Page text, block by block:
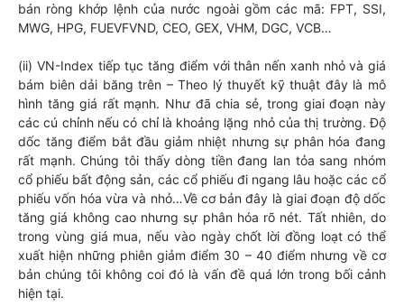
bán ròng khớp lệnh của nước ngoài gồm các mã: FPT, SSI,
MWG, HPG, FUEVFVND, CEO, GEX, VHM, DGC, VCB…
(ii) VN-Index tiếp tục tăng điểm với thân nến xanh nhỏ và giá
bám biên dải băng trên – Theo lý thuyết kỹ thuật đây là mô
hình tăng giá rất mạnh. Như đã chia sẻ, trong giai đoạn này
các cú chỉnh nếu có chỉ là khoảng lặng nhỏ của thị trường. Độ
dốc tăng điểm bắt đầu giảm nhiệt nhưng sự phân hóa đang
rất mạnh. Chúng tôi thấy dòng tiền đang lan tỏa sang nhóm
cổ phiếu bất động sản, các cổ phiếu đi ngang lâu hoặc các cổ
phiếu vốn hóa vừa và nhỏ…Về cơ bản đây là giai đoạn độ dốc
tăng giá không cao nhưng sự phân hóa rõ nét. Tất nhiên, do
trong vùng giá mua, nếu vào ngày chốt lời đồng loạt có thể
xuất hiện những phiên giảm điểm 30 – 40 điểm nhưng về cơ
bản chúng tôi không coi đó là vấn đề quá lớn trong bối cảnh
hiện tại.